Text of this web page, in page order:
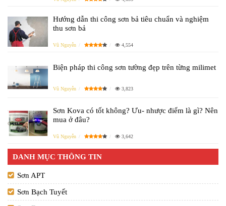
Hướng dẫn thi công sơn bả tiêu chuẩn và nghiệm
thu sơn bả
Vũ Nguyễn 4,554
Biện pháp thi công sơn tường đẹp trên từng milimet
Vũ Nguyễn 3,823
Sơn Kova có tốt không? Ưu- nhược điểm là gì? Nên
mua ở đâu?
Vũ Nguyễn 3,642
DANH MỤC THÔNG TIN
Sơn APT
Sơn Bạch Tuyết